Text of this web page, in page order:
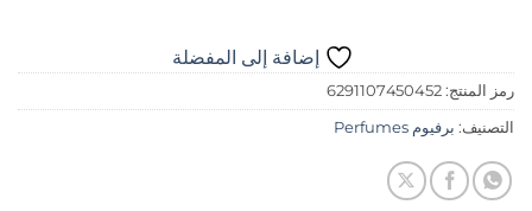
إضافة إلى المفضلة
رمز المنتج: 6291107450452
التصنيف: برفيوم Perfumes